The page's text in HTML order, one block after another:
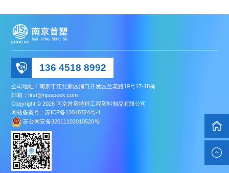
136 4518 8992
公司地址：南京市江北新区浦口开发区兰花路19号17-18栋
邮箱：first@njsspeek.com
Copyright © 2026 南京首塑特种工程塑料制品有限公司
网站备案号：苏ICP备13048724号-1
苏公网安备32011102010520号